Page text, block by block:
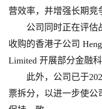
营效率，并增强长期竞
公司同时正在评估
收购的香港子公司
Limited 开展部分金融科
此外，公司已于
票拆分，以进一步使